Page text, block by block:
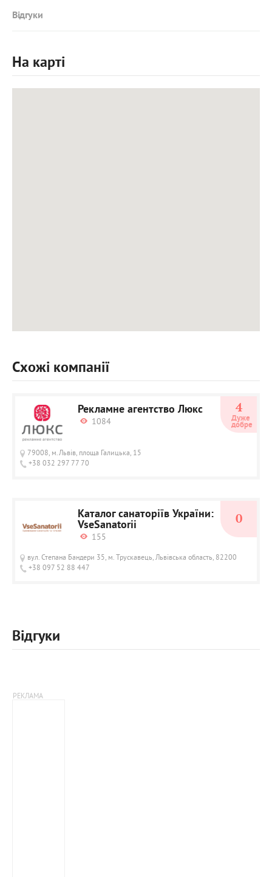
Відгуки
На карті
Схожі компанії
Рекламне агентство Люкс
1084
79008, м.Львів, площа Галицька, 15
+38 032 297 77 70
4
Дуже
добре
Каталог санаторіїв України:
VseSanatorii
155
вул. Степана Бандери 35, м. Трускавець, Львівська область, 82200
+38 097 52 88 447
0
Відгуки